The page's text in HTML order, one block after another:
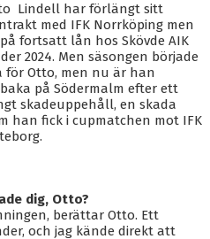
Lindell har förlängt sitt
med IFK Norrköping men
fortsatt lån hos Skövde AIK
2024. Men säsongen började
för Otto, men nu är han
på Södermalm efter ett
skadeuppehåll, en skada
han fick i cupmatchen mot IFK
dig, Otto?
berättar Otto. Ett
och jag kände direkt att